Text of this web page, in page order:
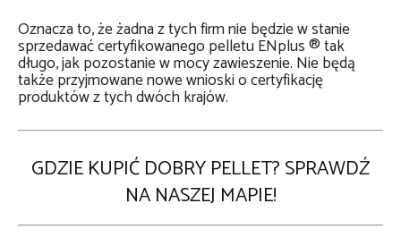
Oznacza to, że żadna z tych firm nie będzie w stanie
sprzedawać certyfikowanego pelletu ENplus ® tak
długo, jak pozostanie w mocy zawieszenie. Nie będą
także przyjmowane nowe wnioski o certyfikację
produktów z tych dwóch krajów.
GDZIE KUPIĆ DOBRY PELLET? SPRAWDŹ
NA NASZEJ MAPIE!